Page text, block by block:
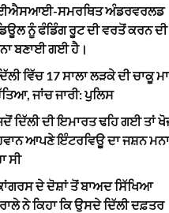
ਸਮਰਥਿਤ ਅੰਡਰਵਰਲਡ
ਨੂੰ ਫੰਡਿੰਗ ਰੂਟ ਦੀ ਵਰਤੋਂ ਕਰਨ ਦੀ
ਬਣਾਈ ਗਈ ਹੈ।
ਵਿੱਚ 17 ਸਾਲਾ ਲੜਕੇ ਦੀ ਚਾਕੂ
ਜਾਂਚ ਜਾਰੀ: ਪੁਲਿਸ
ਦਿੱਲੀ ਦੀ ਇਮਾਰਤ ਢਹਿ ਗਈ ਤਾਂ
ਆਪਣੇ ਇੰਟਰਵਿਊ ਦਾ ਜਸ਼ਨ ਮਨਾ
ਸੀ
ਦੇ ਦੋਸ਼ਾਂ ਤੋਂ ਬਾਅਦ ਸਿੱਖਿਆ
ਨੇ ਕਿਹਾ ਕਿ ਉਸਦੇ ਦਿੱਲੀ ਦਫ਼ਤਰ